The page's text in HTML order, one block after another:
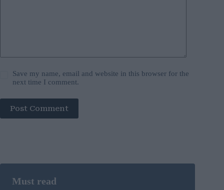
Save my name, email and website in this browser for the
next time I comment.
Post Comment